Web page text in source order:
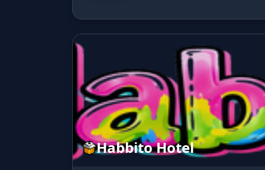
Habbito Hotel